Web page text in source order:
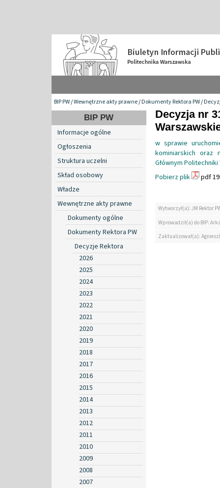
BIP PW/Wewnętrzne akty prawne/Dokumenty Rektora PW/
BIP PW
Informacje ogólne
Ogłoszenia
Struktura uczelni
Skład osobowy
Władze
Wewnętrzne akty prawne
Dokumenty ogólne
Dokumenty Rektora PW
Decyzje Rektora
2026
2025
2024
2023
2022
2021
2020
2019
2018
2017
2016
2015
2014
2013
2012
2011
2010
2009
2008
2007
Decyzja nr
w sprawie
kominiarskich oraz
Głównym
Pobierz plik
pdf
Wytworzył(a): JM Rektor
Wprowadził(a) do BIP:
Zaktualizował(a):